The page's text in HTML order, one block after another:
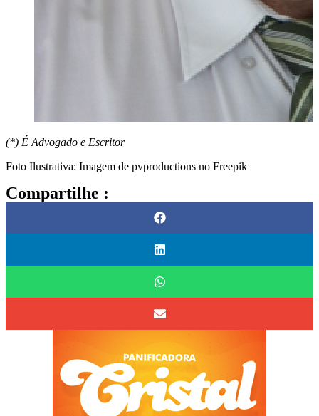
(*) É Advogado e Escritor
Foto Ilustrativa: Imagem de pvproductions no Freepik
Compartilhe :